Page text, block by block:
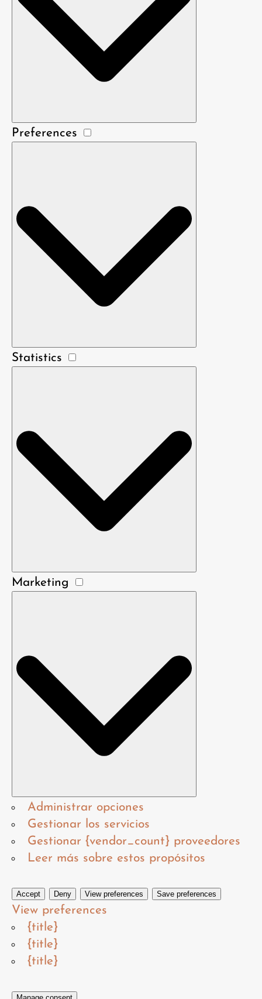
Preferences
Statistics
Marketing
Administrar opciones
Gestionar los servicios
Gestionar {vendor_count} proveedores
Leer más sobre estos propósitos
Accept Deny View preferences Save preferences
View preferences
{title}
{title}
{title}